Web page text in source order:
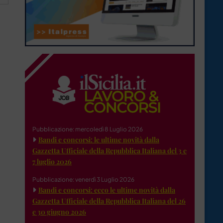
Pubblicazione: mercoledì 8 Luglio 2026
Bandi e concorsi: le ultime novità dalla
Gazzetta Ufficiale della Repubblica Italiana del 3 e
7 luglio 2026
Pubblicazione: venerdì 3 Luglio 2026
Bandi e concorsi: ecco le ultime novità dalla
Gazzetta Ufficiale della Repubblica Italiana del 26
e 30 giugno 2026